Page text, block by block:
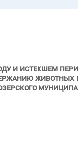
и истекшем
животных